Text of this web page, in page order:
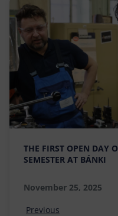
THE FIRST OPEN DAY
SEMESTER AT BÁNKI
November 25, 2025
Previous